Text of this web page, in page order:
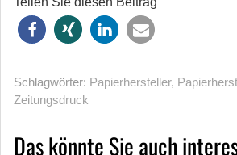
Schlagwörter: Papierhersteller,
Zeitungsdruck
Das könnte Sie auch